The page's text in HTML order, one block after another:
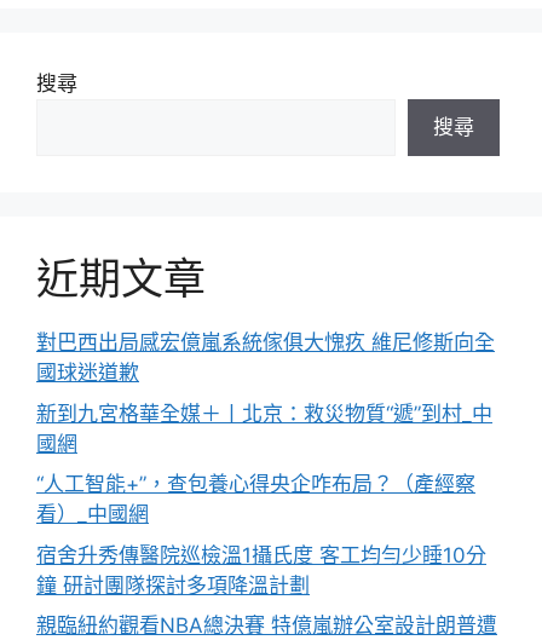
搜尋
搜尋
近期文章
對巴西出局感宏億嵐系統傢俱大愧疚 維尼修斯向全
國球迷道歉
新到九宮格華全媒＋丨北京：救災物質“遞”到村_中
國網
“人工智能+”，查包養心得央企咋布局？（產經察
看）_中國網
宿舍升秀傳醫院巡檢溫1攝氏度 客工均勻少睡10分
鐘 研討團隊探討多項降溫計劃
親臨紐約觀看NBA總決賽 特億嵐辦公室設計朗普遭